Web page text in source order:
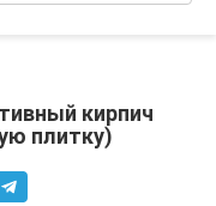
кирпич
плитку)